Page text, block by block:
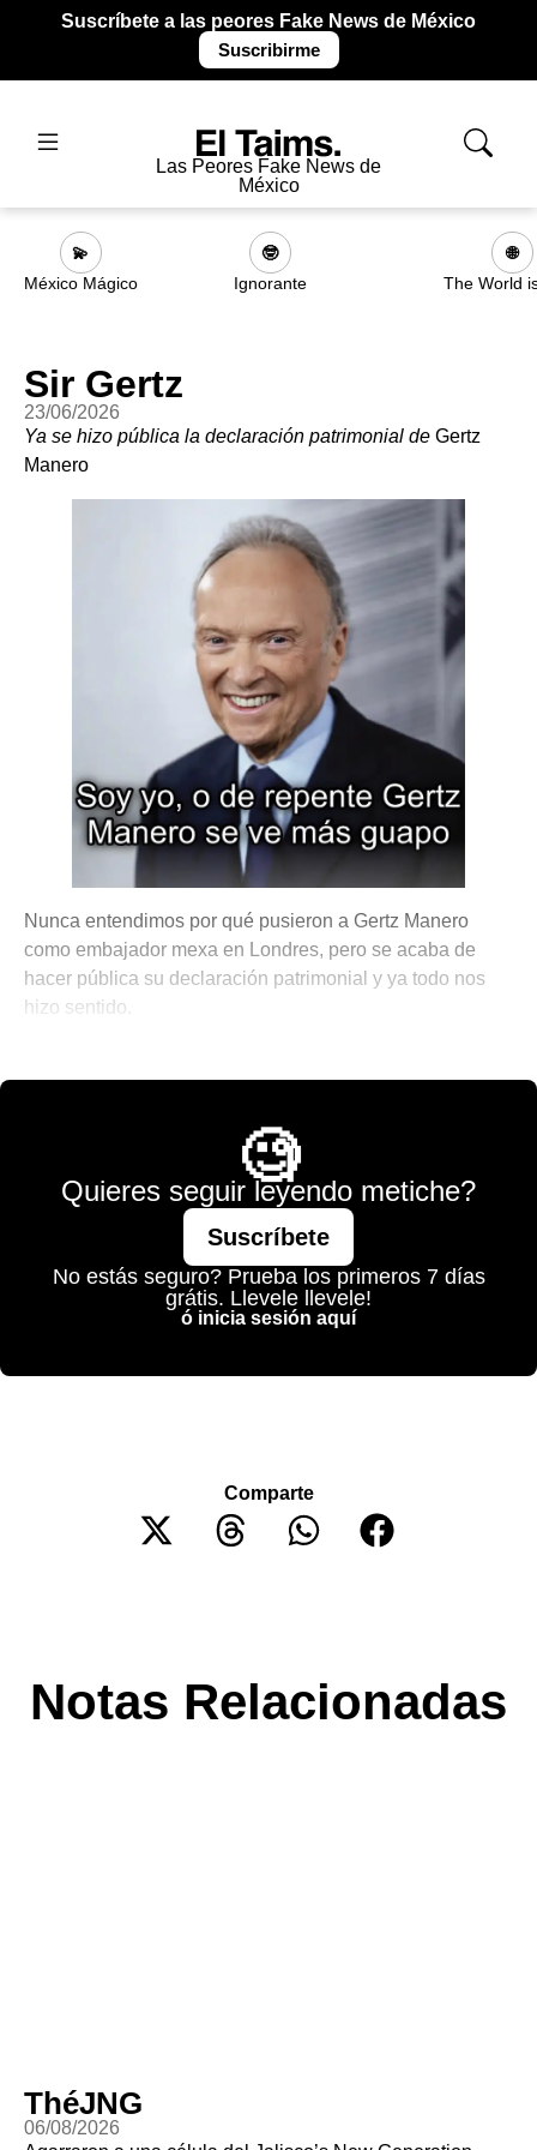
Suscríbete a las peores Fake News de México
Suscribirme
Las Peores Fake News de
México
💫
México Mágico
🤓
Ignorante
🌐
The World
Sir Gertz
23/06/2026
Ya se hizo pública la declaración patrimonial de Gertz
Manero
Nunca entendimos por qué pusieron a Gertz Manero
como embajador mexa en Londres, pero se acaba de
hacer pública su declaración patrimonial y ya todo nos
hizo sentido.
🧐
Quieres seguir leyendo metiche?
Suscríbete
No estás seguro? Prueba los primeros 7 días
grátis. Llevele llevele!
ó inicia sesión aquí
Comparte
Notas Relacionadas
ThéJNG
06/08/2026